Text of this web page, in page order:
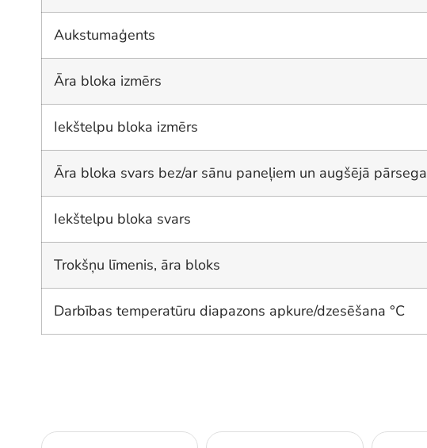
Aukstumaģents
Āra bloka izmērs
Iekštelpu bloka izmērs
Āra bloka svars bez/ar sānu paneļiem un augšējā pārsega
Iekštelpu bloka svars
Trokšņu līmenis, āra bloks
Darbības temperatūru diapazons apkure/dzesēšana °C